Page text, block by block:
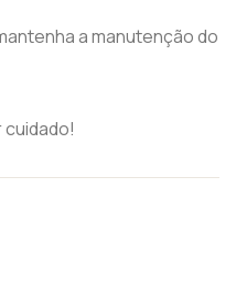
a manutenção do